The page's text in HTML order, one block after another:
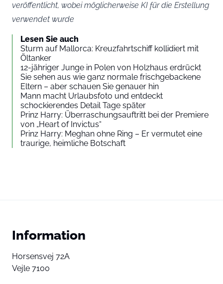
veröffentlicht, wobei möglicherweise KI für die Erstellung
verwendet wurde
Lesen Sie auch
Sturm auf Mallorca: Kreuzfahrtschiff kollidiert mit
Öltanker
12-jähriger Junge in Polen von Holzhaus erdrückt
Sie sehen aus wie ganz normale frischgebackene
Eltern – aber schauen Sie genauer hin
Mann macht Urlaubsfoto und entdeckt
schockierendes Detail Tage später
Prinz Harry: Überraschungsauftritt bei der Premiere
von „Heart of Invictus“
Prinz Harry: Meghan ohne Ring – Er vermutet eine
traurige, heimliche Botschaft
Information
Horsensvej 72A
Vejle 7100